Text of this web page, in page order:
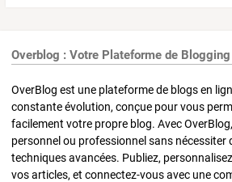
Overblog : Votre Plateforme de
OverBlog est une plateforme de blogs en
constante évolution, conçue pour vous
facilement votre propre blog. Avec
personnel ou professionnel sans nécessiter
techniques avancées. Publiez,
vos articles, et connectez-vous avec une